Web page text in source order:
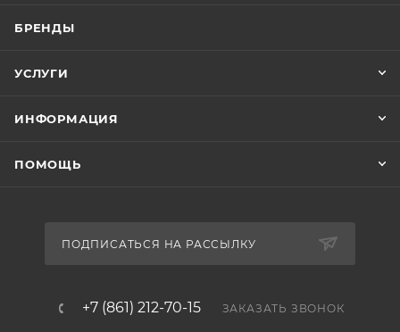
БРЕНДЫ
УСЛУГИ
ИНФОРМАЦИЯ
ПОМОЩЬ
ПОДПИСАТЬСЯ НА РАССЫЛКУ
+7 (861) 212-70-15 ЗАКАЗАТЬ ЗВОНОК